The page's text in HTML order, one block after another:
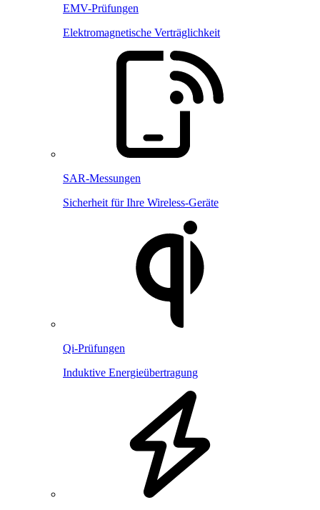
EMV-Prüfungen
Elektromagnetische Verträglichkeit
SAR-Messungen
Sicherheit für Ihre Wireless-Geräte
Qi-Prüfungen
Induktive Energieübertragung